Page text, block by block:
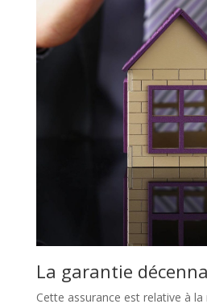
La garantie
Cette assurance est relative à